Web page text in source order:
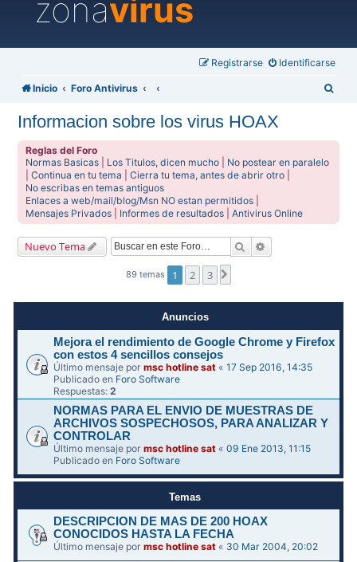
zonavirus
Identificarse
Registrarse
Inicio Foro Antivirus
Informacion sobre los virus HOAX
Reglas del Foro
Normas Basicas
Los Titulos, dicen mucho
No postear en paralelo
|Continua en tu tema |Cierra tu tema, antes de abrir otro
No escribas en temas antiguos
Enlaces a web/mail/blog/Msn NO estan permitidos
Mensajes Privados
Informes de resultados |Antivirus Online
Nuevo Tema Buscar
89 temas 1 2 3
Anuncios
Mejora el rendimiento de Google Chrome y Firefox
con estos 4 sencillos consejos
Último mensaje pormsc hotline sat «17 Sep 2016, 14:35
Publicado en Foro Software
Respuestas:2
NORMAS PARA EL ENVIO DE MUESTRAS DE
ARCHIVOS SOSPECHOSOS, PARA ANALIZAR Y
CONTROLAR
Último mensaje pormsc hotline sat «09 Ene 2013, 11:15
Publicado en Foro Software
Temas
DESCRIPCION DE MAS DE 200 HOAX
CONOCIDOS HASTA LA FECHA
Último mensaje pormsc hotline sat « 30 Mar 2004, 20:02